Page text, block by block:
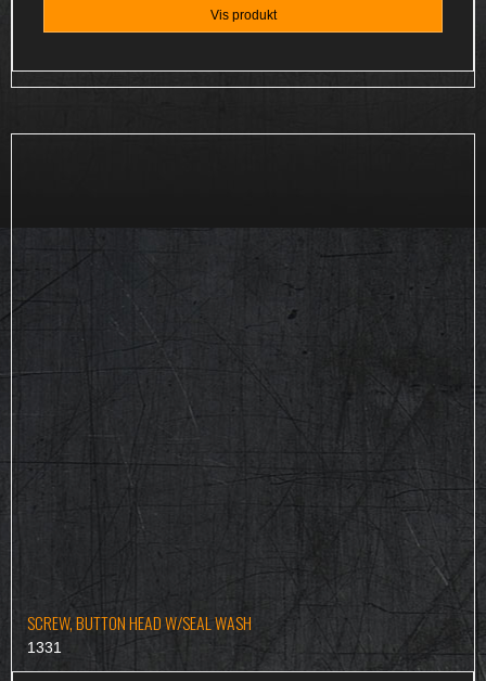
Vis produkt
SCREW, BUTTON HEAD W/SEAL WASH
1331